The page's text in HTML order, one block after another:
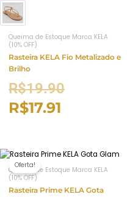
Queima de Estoque Marca KELA
(10% OFF)
Rasteira KELA Fio Metalizado e
Brilho
R$19.90
R$17.91
Oferta!
Queima de Estoque Marca KELA
(10% OFF)
Rasteira Prime KELA Gota